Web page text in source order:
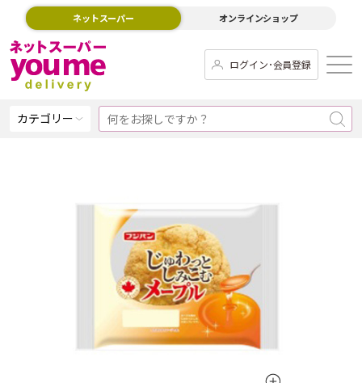
ネットスーパー オンラインショップ
ログイン･会員登録
カテゴリー